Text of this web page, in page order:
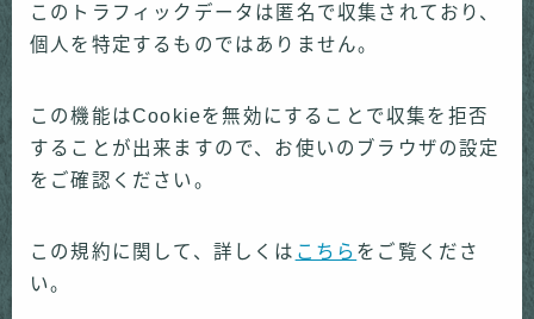
このトラフィックデータは匿名で収集されており、
個人を特定するものではありません。
この機能はCookieを無効にすることで収集を拒否
することが出来ますので、お使いのブラウザの設定
をご確認ください。
この規約に関して、詳しくは こちら をご覧くださ
い。